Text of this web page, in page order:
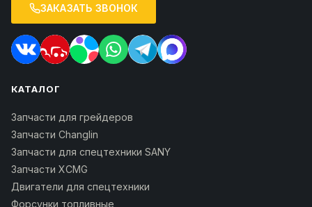
ЗАКАЗАТЬ ЗВОНОК
КАТАЛОГ
Запчасти для грейдеров
Запчасти Changlin
Запчасти для спецтехники SANY
Запчасти XCMG
Двигатели для спецтехники
Форсунки топливные